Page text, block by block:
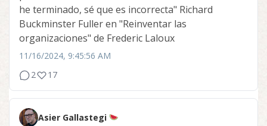
he terminado, sé que es incorrecta" Richard
Buckminster Fuller en "Reinventar las
organizaciones" de Frederic Laloux
11/16/2024, 9:45:56 AM
2
17
Asier Gallastegi